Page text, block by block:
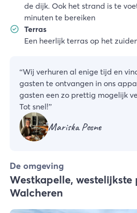
de dijk. Ook het strand is te
minuten te bereiken
Terras
Een heerlijk terras op het
“Wij verhuren al enige tijd en
gasten te ontvangen in ons
gasten een zo prettig mogelijk
Tot snel!”
Mariska Peene
De omgeving
Westkapelle, westelijkste
Walcheren